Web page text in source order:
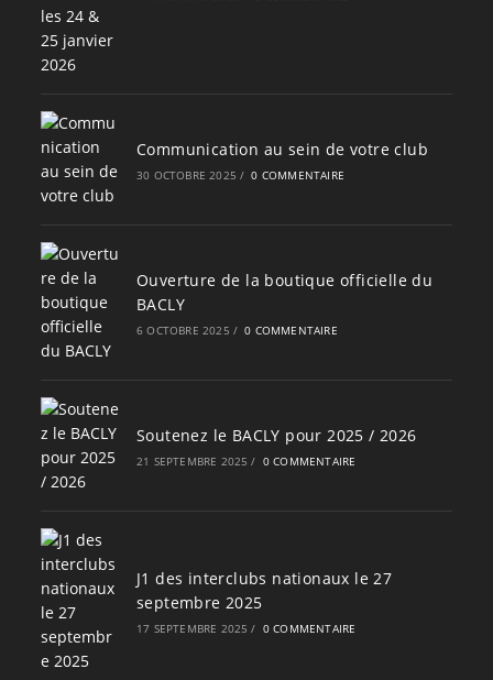
Communication au sein de votre club
30 OCTOBRE 2025 / 0 COMMENTAIRE
Ouverture de la boutique officielle du
BACLY
6 OCTOBRE 2025 / 0 COMMENTAIRE
Soutenez le BACLY pour 2025 / 2026
21 SEPTEMBRE 2025 / 0 COMMENTAIRE
J1 des interclubs nationaux le 27
septembre 2025
17 SEPTEMBRE 2025 / 0 COMMENTAIRE